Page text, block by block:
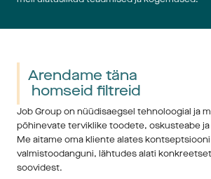
Arendame täna
homseid filtreid
Job Group on nüüdisaegsel tehnoloogial ja
põhinevate terviklike toodete, oskusteabe
Me aitame oma kliente alates
valmistoodanguni, lähtudes alati
soovidest.